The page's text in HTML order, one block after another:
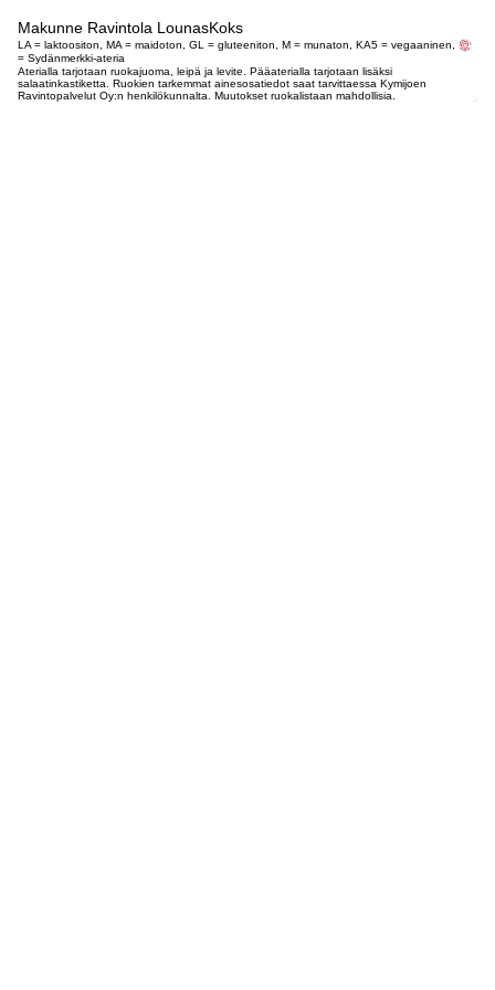
Makunne Ravintola LounasKoks
LA = laktoositon, MA = maidoton, GL = gluteeniton, M = munaton, KA5 = vegaaninen,
= Sydänmerkki-ateria
Aterialla tarjotaan ruokajuoma, leipä ja levite. Pääaterialla tarjotaan lisäksi
salaatinkastiketta. Ruokien tarkemmat ainesosatiedot saat tarvittaessa Kymijoen
Ravintopalvelut Oy:n henkilökunnalta. Muutokset ruokalistaan mahdollisia.